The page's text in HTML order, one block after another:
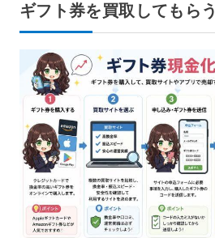
ギフト券を買取してもらう